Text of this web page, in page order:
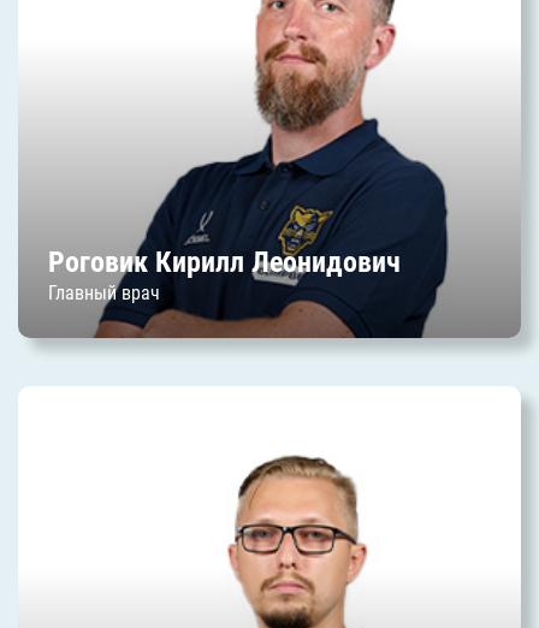
Роговик Кирилл Леонидович
Главный врач
Дата начала работы в клубе: июль 2025 г.
Мохарев Андрей
Вячеславович
Дата начала работы в клубе: июль 2025 г.